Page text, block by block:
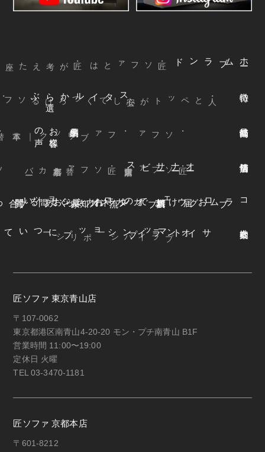
ホー
ム
ブランド
・匠ソファとは
スタイルから
選
ぶ
・ソファ
お
客様
の
声
オーナーサー
ビス
ー
コラム
ブログ
お届けまでの流れ
ウェブカタログ
オンラインショップ お知らせ
オンラインショップについて
匠ソファ 東京青山店
〒107-0062
東京都港区南青山4-20-20 モン・プチ南青山 B1F
営業時間 11:00〜19:00
定休日 火曜
TEL 03-3470-1181
匠ソファ 京都本店
〒601-8212